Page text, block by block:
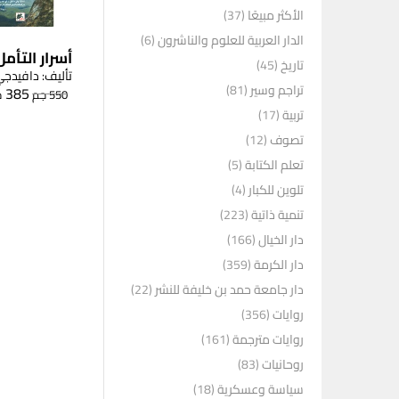
الأكثر مبيعًا(37)
الدار العربية للعلوم والناشرون(6)
تاريخ(45)
تراجم وسير(81)
تربية(17)
تصوف(12)
تعلم الكتابة(5)
تلوين للكبار(4)
تنمية ذاتية(223)
دار الخيال(166)
دار الكرمة(359)
دار جامعة حمد بن خليفة للنشر(22)
روايات(356)
روايات مترجمة(161)
روحانيات(83)
سياسة وعسكرية(18)
أسرار
تأليف:
550جم385